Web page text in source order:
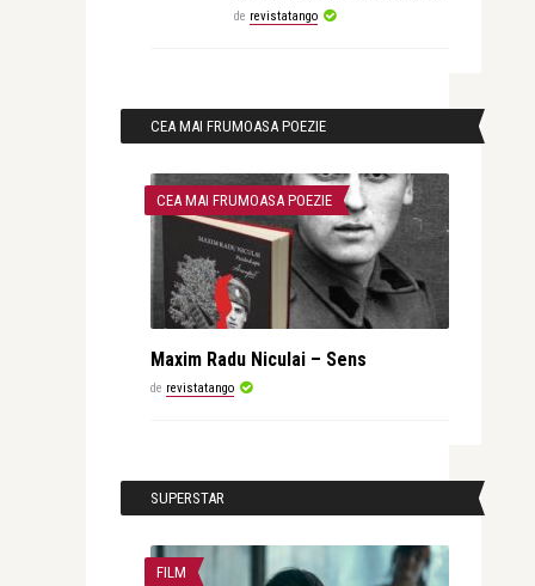
de revistatango
CEA MAI FRUMOASA POEZIE
CEA MAI FRUMOASA POEZIE
Maxim Radu Niculai – Sens
de revistatango
SUPERSTAR
FILM